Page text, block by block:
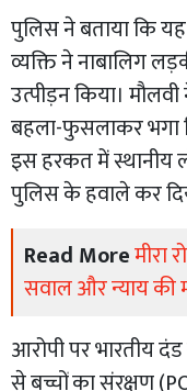
पुलिस ने बताया कि
व्यक्ति ने नाबालिग
उत्पीड़न किया।
बहला-फुसलाकर भगा
इस हरकत में स्थानीय
पुलिस के हवाले कर
Read Moreमीरा
सवाल और न्याय की
आरोपी पर भारतीय